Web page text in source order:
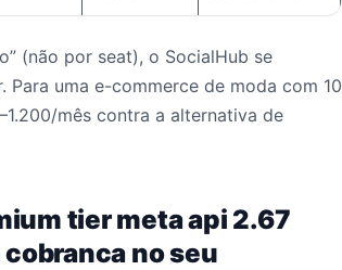
(não por seat), o SocialHub se
uma e-commerce de moda com 10
mês contra a alternativa de
tier meta api 2.67
no seu